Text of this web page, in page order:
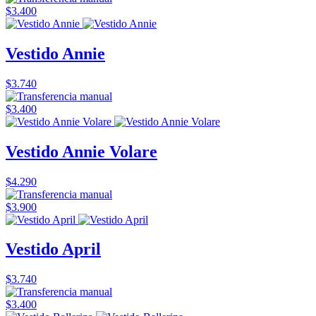
$3.400
Vestido Annie
$3.740
$3.400
Vestido Annie Volare
$4.290
$3.900
Vestido April
$3.740
$3.400